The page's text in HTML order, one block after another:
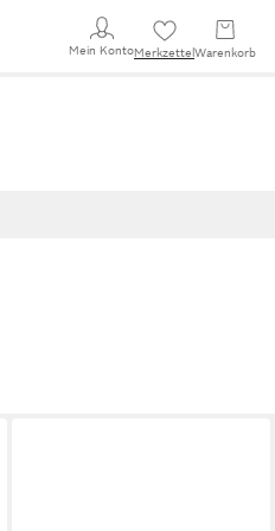
Mein KontoMerkzettel Warenkorb